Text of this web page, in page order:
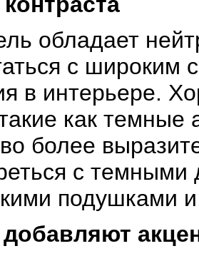
обладает
с широким
в интерьере.
как темные
более
с
подушками
добавляют